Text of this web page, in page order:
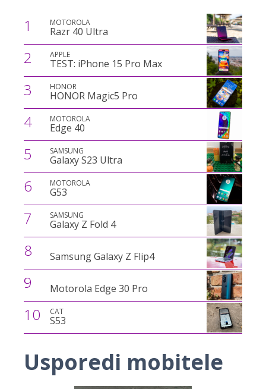
1 MOTOROLA
Razr 40 Ultra
2 APPLE
TEST: iPhone 15 Pro Max
3 HONOR
HONOR Magic5 Pro
4 MOTOROLA
Edge 40
5 SAMSUNG
Galaxy S23 Ultra
6 MOTOROLA
G53
7 SAMSUNG
Galaxy Z Fold 4
8 Samsung Galaxy Z Flip4
9 Motorola Edge 30 Pro
10 CAT
S53
Usporedi mobitele